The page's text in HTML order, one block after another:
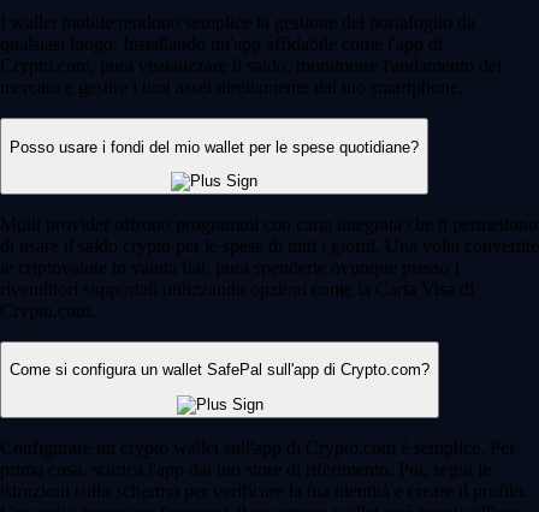
I wallet mobile rendono semplice la gestione del portafoglio da
qualsiasi luogo. Installando un'app affidabile come l'app di
Crypto.com, puoi visualizzare il saldo, monitorare l'andamento del
mercato e gestire i tuoi asset direttamente dal tuo smartphone.
Posso usare i fondi del mio wallet per le spese quotidiane?
Molti provider offrono programmi con carta integrata che ti permettono
di usare il saldo crypto per le spese di tutti i giorni. Una volta convertite
le criptovalute in valuta fiat, puoi spenderle ovunque presso i
rivenditori supportati utilizzando opzioni come la Carta Visa di
Crypto.com.
Come si configura un wallet SafePal sull'app di Crypto.com?
Configurare un crypto wallet sull'app di Crypto.com è semplice. Per
prima cosa, scarica l'app dal tuo store di riferimento. Poi, segui le
istruzioni sullo schermo per verificare la tua identità e creare il profilo.